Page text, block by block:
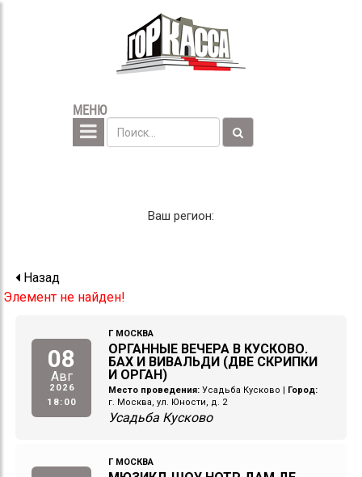
МЕНЮ
Ваш регион:
Назад
Элемент не найден!
08
Авг
2026
18:00
Г МОСКВА
ОРГАННЫЕ ВЕЧЕРА В КУСКОВО.
БАХ И ВИВАЛЬДИ (ДВЕ СКРИПКИ
И ОРГАН)
Место проведения: Усадьба Кусково
Город:
г. Москва, ул. Юности, д. 2
Усадьба Кусково
Г МОСКВА